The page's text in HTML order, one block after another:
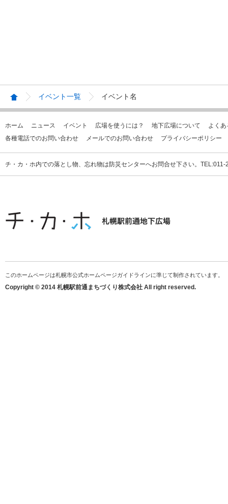
イベント一覧 イベント名
ホーム ニュース イベント 広場を使うには？ 地下広場について
よく
各種電話でのお問い合わせ
メールでのお問い合わせ プライバシーポリシー
チ・カ・ホ内での落とし物、忘れ物は防災センターへお問合せ下さい。
このホームページは札幌市公式ホームページガイドラインに準じて制作されています。
Copyright © 2014 札幌駅前通まちづくり株式会社 All right reserved.